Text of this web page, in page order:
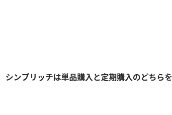
シンプリッチは単品購入と定期購入のどちら